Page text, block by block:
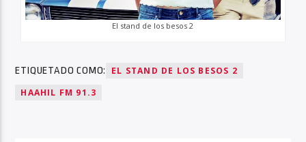
El stand de los besos 2
ETIQUETADO COMO:
EL STAND DE LOS BESOS 2
HAAHIL FM 91.3